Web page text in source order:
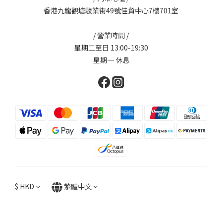
香港九龍觀塘駿業街49號佳貿中心7樓701室
/ 營業時間 /
星期二至日 13:00-19:30
星期一 休息
$ HKD 繁體中文